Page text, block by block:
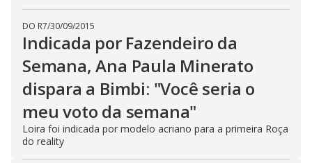
DO R7/30/09/2015
Indicada por Fazendeiro da
Semana, Ana Paula Minerato
dispara a Bimbi: "Você seria o
meu voto da semana"
Loira foi indicada por modelo acriano para a primeira Roça
do reality